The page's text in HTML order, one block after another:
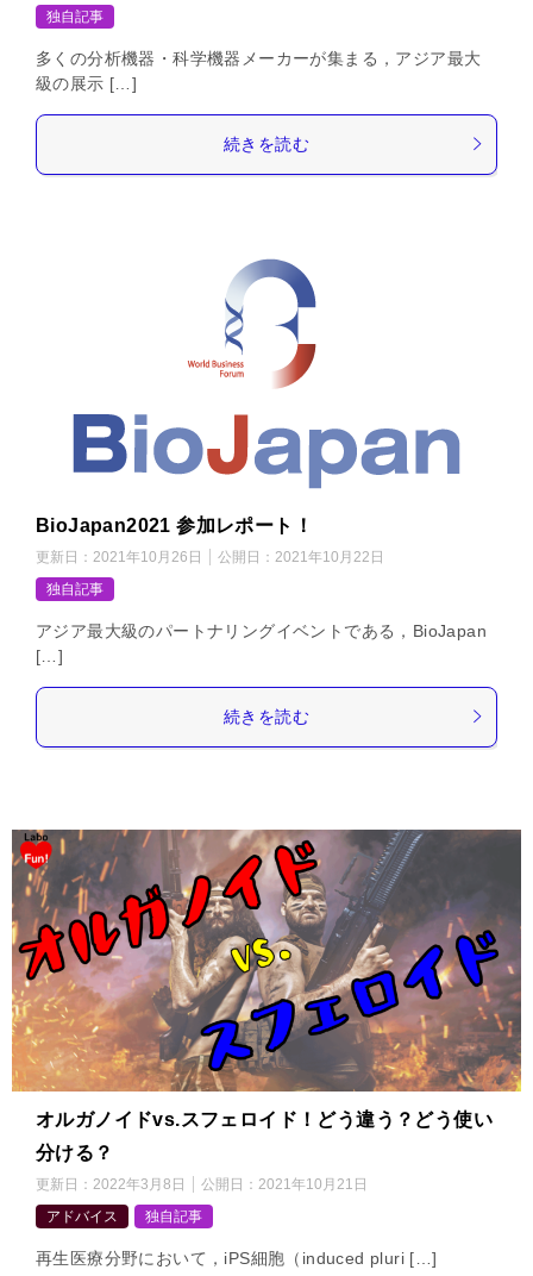
独自記事
多くの分析機器・科学機器メーカーが集まる，アジア最大
級の展示 […]
続きを読む
BioJapan2021 参加レポート！
更新日： 2021年10月26日 公開日： 2021年10月22日
独自記事
アジア最大級のパートナリングイベントである，BioJapan
[…]
続きを読む
オルガノイドvs.スフェロイド！どう違う？どう使い
分ける？
更新日： 2022年3月8日 公開日： 2021年10月21日
アドバイス
独自記事
再生医療分野において，iPS細胞（induced pluri […]